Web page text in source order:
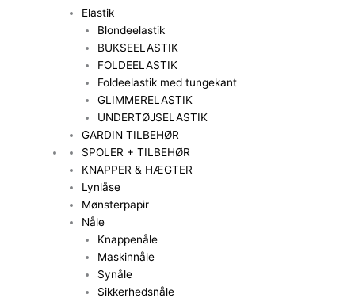
Elastik
Blondeelastik
BUKSEELASTIK
FOLDEELASTIK
Foldeelastik med tungekant
GLIMMERELASTIK
UNDERTØJSELASTIK
GARDIN TILBEHØR
SPOLER + TILBEHØR
KNAPPER & HÆGTER
Lynlåse
Mønsterpapir
Nåle
Knappenåle
Maskinnåle
Synåle
Sikkerhedsnåle